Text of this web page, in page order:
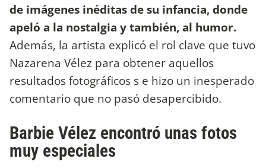
de imágenes inéditas de su infancia, donde
apeló a la nostalgia y también, al humor.
Además, la artista explicó el rol clave que tuvo
Nazarena Vélez para obtener aquellos
resultados fotográficos s e hizo un inesperado
comentario que no pasó desapercibido.
Barbie Vélez encontró unas fotos
muy especiales